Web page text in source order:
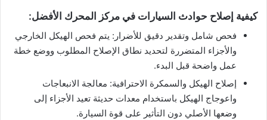
كيفية إصلاح حوادث السيارات في مركز المحرك الأفضل:
فحص شامل وتقدير دقيق للأضرار: يتم فحص الهيكل الخارجي
والأجزاء المتضررة لتحديد نطاق الإصلاح المطلوب ووضع خطة
عمل واضحة قبل البدء.
إصلاح الهيكل والسمكرة الاحترافية: معالجة الانبعاجات
واعوجاج الهيكل باستخدام معدات حديثة تعيد الأجزاء إلى
وضعها الأصلي دون التأثير على قوة السيارة.